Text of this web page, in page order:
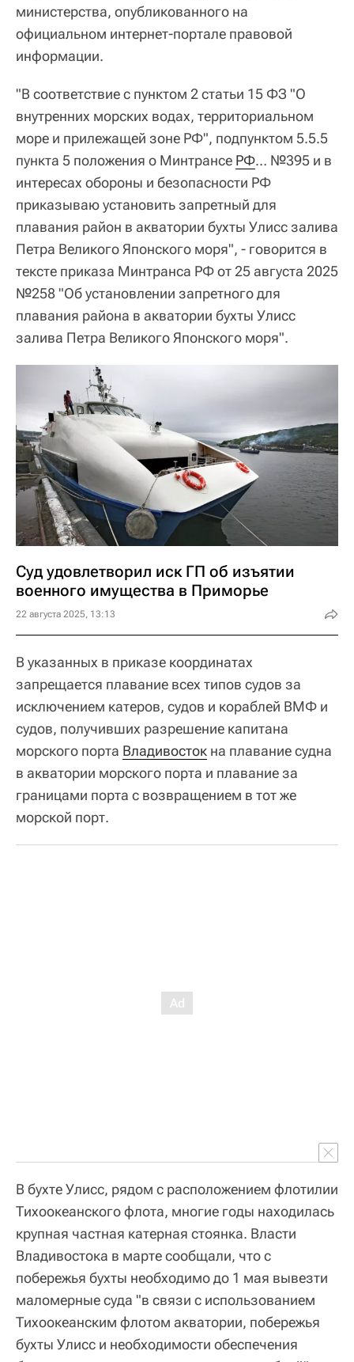
министерства, опубликованного на
официальном интернет-портале правовой
информации.
"В соответствие с пунктом 2 статьи 15 ФЗ "О
внутренних морских водах, территориальном
море и прилежащей зоне РФ", подпунктом 5.5.5
пункта 5 положения о Минтрансе РФ… №395 и в
интересах обороны и безопасности РФ
приказываю установить запретный для
плавания район в акватории бухты Улисс залива
Петра Великого Японского моря", - говорится в
тексте приказа Минтранса РФ от 25 августа 2025
№258 "Об установлении запретного для
плавания района в акватории бухты Улисс
залива Петра Великого Японского моря".
Суд удовлетворил иск ГП об изъятии
военного имущества в Приморье
22 августа 2025, 13:13
В указанных в приказе координатах
запрещается плавание всех типов судов за
исключением катеров, судов и кораблей ВМФ и
судов, получивших разрешение капитана
морского порта Владивосток на плавание судна
в акватории морского порта и плавание за
границами порта с возвращением в тот же
морской порт.
В бухте Улисс, рядом с расположением флотилии
Тихоокеанского флота, многие годы находилась
крупная частная катерная стоянка. Власти
Владивостока в марте сообщали, что с
побережья бухты необходимо до 1 мая вывезти
маломерные суда "в связи с использованием
Тихоокеанским флотом акватории, побережья
бухты Улисс и необходимости обеспечения